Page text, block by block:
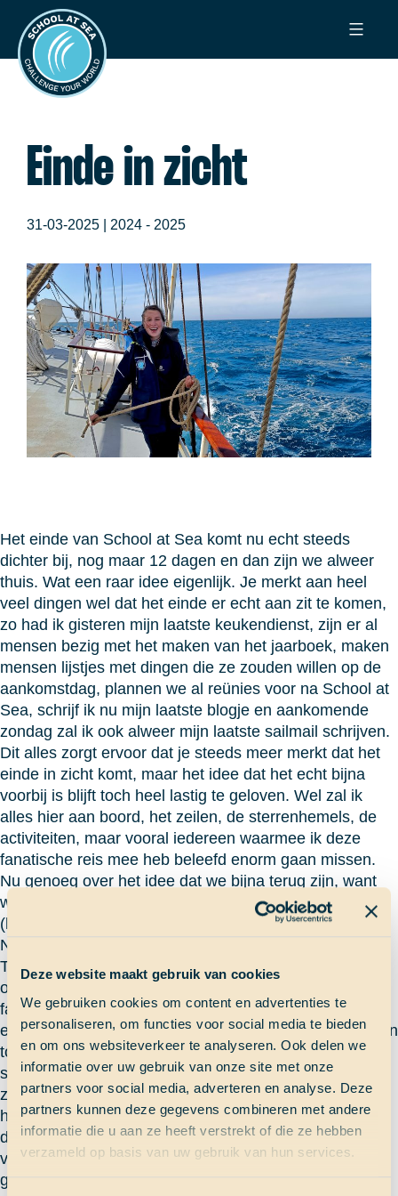
Deze website maakt gebruik van cookies
We gebruiken cookies om content en advertenties te
personaliseren, om functies voor social media te bieden
en om ons websiteverkeer te analyseren. Ook delen we
informatie over uw gebruik van onze site met onze
partners voor social media, adverteren en analyse. Deze
partners kunnen deze gegevens combineren met andere
informatie die u aan ze heeft verstrekt of die ze hebben
verzameld op basis van uw gebruik van hun services.
naar
inhoud
School
at
Sea
Einde in zicht
31-03-2025 | 2024 - 2025
Het einde van School at Sea komt nu echt steeds
dichter bij, nog maar 12 dagen en dan zijn we alweer
thuis. Wat een raar idee eigenlijk. Je merkt aan heel
veel dingen wel dat het einde er echt aan zit te komen,
zo had ik gisteren mijn laatste keukendienst, zijn er al
mensen bezig met het maken van het jaarboek, maken
mensen lijstjes met dingen die ze zouden willen op de
aankomstdag, plannen we al reünies voor na School at
Sea, schrijf ik nu mijn laatste blogje en aankomende
zondag zal ik ook alweer mijn laatste sailmail schrijven.
Dit alles zorgt ervoor dat je steeds meer merkt dat het
einde in zicht komt, maar het idee dat het echt bijna
voorbij is blijft toch heel lastig te geloven. Wel zal ik
alles hier aan boord, het zeilen, de sterrenhemels, de
activiteiten, maar vooral iedereen waarmee ik deze
fanatische reis mee heb beleefd enorm gaan missen.
Nu genoeg over het idee dat we bijna terug zijn, want
we hebben nog 12 geweldige dagen voor de boeg
(haha bootgrap).
Nou vandaag was weer een standaard dag op de
Thalassa. Ik werd om half 8 wakker gemaakt voor het
ontbijt, we aten chiazaad pudding, één van mijn
favoriete dingen om de dag mee te beginnen. Daarna
even tandenpoetsen, naar het toilet, zeilpak aandoen en
toen was ik helemaal klaar voor mijn wacht. Helaas
stond er helemaal geen wind, dus besloten we alle
zeilen eraf te halen en de motor aan te zetten. Tijdens
het zeilen inpakken zagen we een paar hele mooie
dolfijnen, maar ze waren wel ook zo weer weg. De rest
van de wacht hebben we uitkijk gehouden en gezellig
gekletst over van alles en nog wat. Daarna was het al